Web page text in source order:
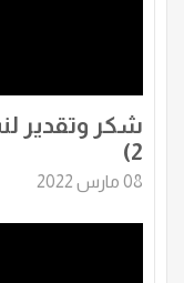
شكر وتقدير
2)
08 مارس 2022